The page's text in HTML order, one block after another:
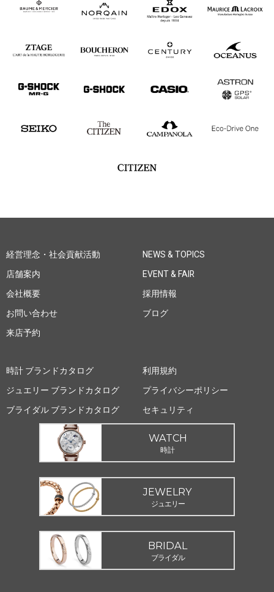
経営理念・社会貢献活動
店舗案内
会社概要
お問い合わせ
来店予約
NEWS & TOPICS
EVENT & FAIR
採用情報
ブログ
時計 ブランドカタログ
ジュエリー ブランドカタログ
ブライダル ブランドカタログ
利用規約
プライバシーポリシー
セキュリティ
WATCH
時計
JEWELRY
ジュエリー
BRIDAL
ブライダル